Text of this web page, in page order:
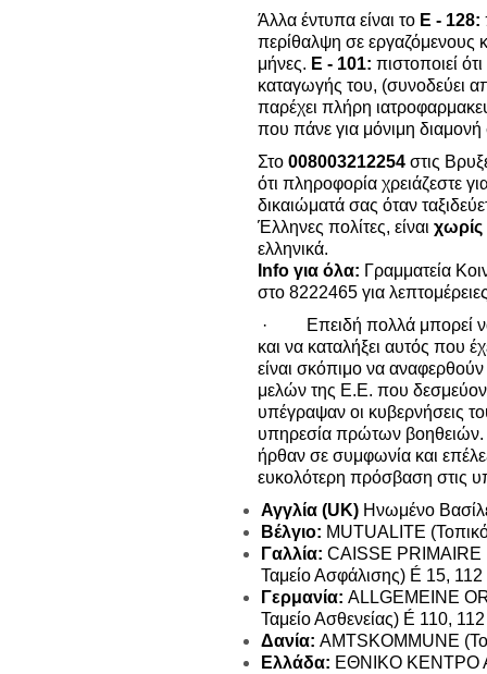
Άλλα έντυπα είναι το Ε - 128:
περίθαλψη σε εργαζόμενους
μήνες. Ε - 101: πιστοποιεί
καταγωγής του, (συνοδεύει
παρέχει πλήρη
που πάνε για μόνιμη
Στο 008003212254 στις
ότι πληροφορία χρειάζεστε
δικαιώματά σας όταν
Έλληνες πολίτες, είναι
ελληνικά.
Info για όλα: Γραμματεία
στο 8222465 για
·
Επειδή πολλά μπορεί
και να καταλήξει αυτός που
είναι σκόπιμο να
μελών της Ε.Ε. που
υπέγραψαν οι κυβερνήσεις
υπηρεσία πρώτων βοηθειών.
ήρθαν σε συμφωνία και
ευκολότερη πρόσβαση στις
Αγγλία (UK) Ηνωμένο
Βέλγιο: MUTUALITE
Γαλλία: CAISSE PRIMAIRE
Ταμείο Ασφάλισης) É 15, 112
Γερμανία: ALLGEMEINE
Ταμείο Ασθενείας) É 110,
Δανία: AMTSKOMMUNE
Ελλάδα: ΕΘΝΙΚΟ